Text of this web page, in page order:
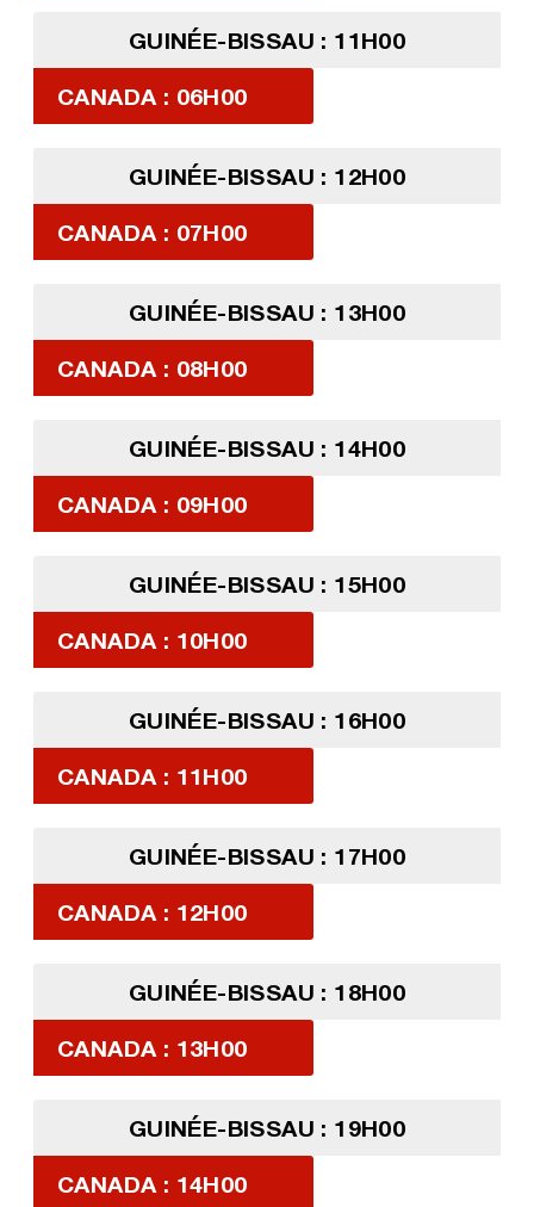
GUINÉE-BISSAU : 11H00
CANADA : 06H00
GUINÉE-BISSAU : 12H00
CANADA : 07H00
GUINÉE-BISSAU : 13H00
CANADA : 08H00
GUINÉE-BISSAU : 14H00
CANADA : 09H00
GUINÉE-BISSAU : 15H00
CANADA : 10H00
GUINÉE-BISSAU : 16H00
CANADA : 11H00
GUINÉE-BISSAU : 17H00
CANADA : 12H00
GUINÉE-BISSAU : 18H00
CANADA : 13H00
GUINÉE-BISSAU : 19H00
CANADA : 14H00